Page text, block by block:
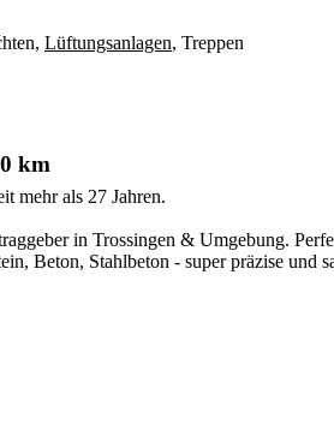
Lüftungsanlagen, Treppen
km
mehr als 27 Jahren.
in Trossingen & Umgebung.
Beton, Stahlbeton - super präzise und